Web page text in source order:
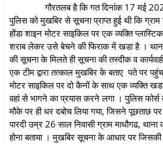
गौरतलब है कि गत दिनांक 17 मई 2026
पुलिस को मुखबिर से सूचना प्राप्‍त हुई थी कि ग्राम
होंडा शाइन मोटर साइकिल पर एक व्यक्ति
शराब लेकर उसे बेचने की फिराक में खडा है ।
की सूचना के मिलते ही सूचना की तस्‍दीक व
एक टीम द्वारा तत्‍काल मुखबिर के बताए पते पर
मोटर साइकिल पर दो कैनों के साथ एक व्यक्ति
वहां से भागने का प्रयास करने लगा । पुलिस फोर्स
मौके पर ही धर दबोच लिया गया, जिसने पूछताछ
पारदी उम्र 26 साल निवासी ग्राम माधौगढ,
होना बताया । मुखबिर सूचना के आधार पर